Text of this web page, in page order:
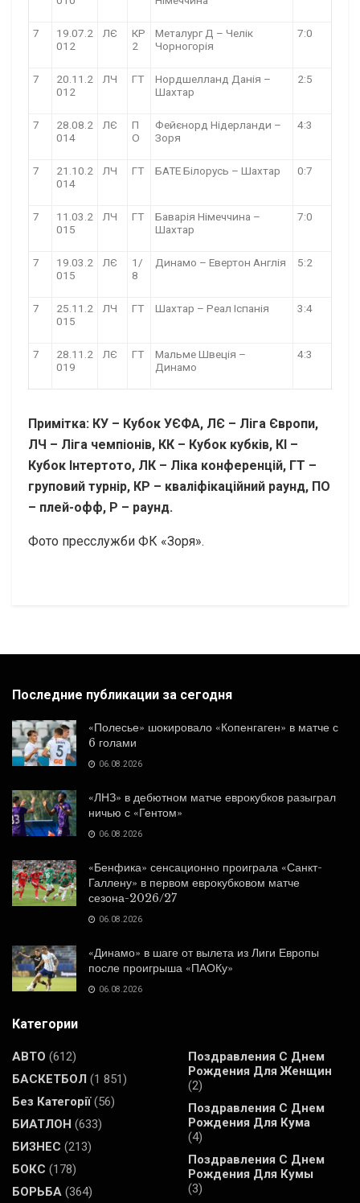
7
19.07.2
012
ЛЄ
КР
2
Металург Д – Челік
Чорногорія
7:0
7
20.11.2
012
ЛЧ ГТ
Нордшелланд Данія –
Шахтар
2:5
7
28.08.2
014
ЛЄ
П
О
Фейєнорд Нідерланди –
Зоря
4:3
7
21.10.2
014
ЛЧ ГТ БАТЕ Білорусь – Шахтар 0:7
7
11.03.2
015
ЛЧ ГТ
Баварія Німеччина –
Шахтар
7:0
7
19.03.2
015
ЛЄ
1/
8
Динамо – Евертон Англія 5:2
7
25.11.2
015
ЛЧ ГТ Шахтар – Реал Іспанія 3:4
7
28.11.2
019
ЛЄ ГТ
Мальме Швеція –
Динамо
4:3
Примітка: КУ – Кубок УЄФА, ЛЄ – Ліга Європи,
ЛЧ – Ліга чемпіонів, КК – Кубок кубків, КІ –
Кубок Інтертото, ЛК – Ліка конференцій, ГТ –
груповий турнір, КР – кваліфікаційний раунд, ПО
– плей-офф, Р – раунд.
Фото пресслужби ФК «Зоря».
Последние публикации за сегодня
«Полесье» шокировало «Копенгаген» в матче с
6 голами
06.08.2026
«ЛНЗ» в дебютном матче еврокубков разыграл
ничью с «Гентом»
06.08.2026
«Бенфика» сенсационно проиграла «Санкт-
Галлену» в первом еврокубковом матче
сезона-2026/27
06.08.2026
«Динамо» в шаге от вылета из Лиги Европы
после проигрыша «ПАОКу»
06.08.2026
Категории
АВТО (612)
БАСКЕТБОЛ (1 851)
Без Категорії(56)
БИАТЛОН (633)
БИЗНЕС (213)
БОКС (178)
БОРЬБА (364)
Поздравления С Днем
Рождения Для Женщин
(2)
Поздравления С Днем
Рождения Для Кума
(4)
Поздравления С Днем
Рождения Для Кумы
(3)